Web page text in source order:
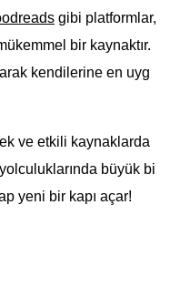
gibi platformlar,
bir kaynaktır.
kendilerine en uyg
ve etkili kaynaklarda
büyük bi
yeni bir kapı açar!